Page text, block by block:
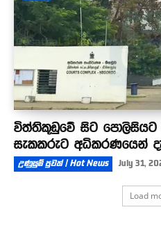
විත්තිකූඩුවේ සිට
සැකකරුට අධිකරණයෙන්
උණුසුම් පුවත් | Hot News July 31,
Load